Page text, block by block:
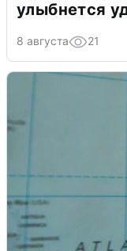
улыбнется
8 августа 21